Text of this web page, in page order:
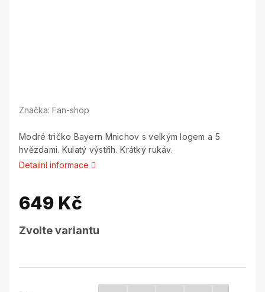
Značka: Fan-shop
Modré tričko Bayern Mnichov s velkým logem a 5
hvězdami. Kulatý výstřih. Krátký rukáv.
Detailní informace
649 Kč
cena:
Zvolte variantu